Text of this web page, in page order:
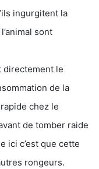
ingurgitent la
sont
directement le
de la
chez le
de tomber raide
ici c’est que cette
rongeurs.